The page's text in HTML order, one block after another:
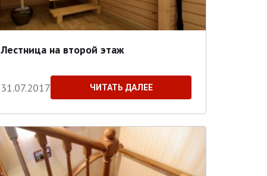
Лестница на второй этаж
31.07.2017 ЧИТАТЬ ДАЛЕЕ